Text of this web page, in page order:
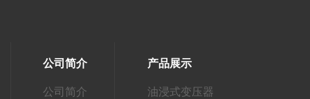
公司简介
公司简介
产品展示
油浸式变压器